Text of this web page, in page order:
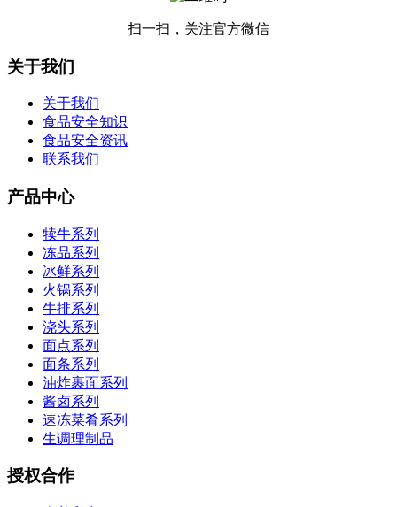
扫一扫，关注官方微信
关于我们
关于我们
食品安全知识
食品安全资讯
联系我们
产品中心
犊牛系列
冻品系列
冰鲜系列
火锅系列
牛排系列
浇头系列
面点系列
面条系列
油炸裹面系列
酱卤系列
速冻菜肴系列
生调理制品
授权合作